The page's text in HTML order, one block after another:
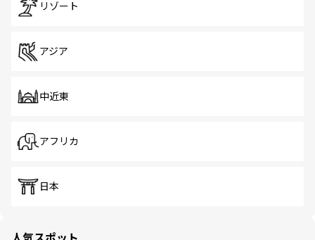
リゾート
アジア
中近東
アフリカ
日本